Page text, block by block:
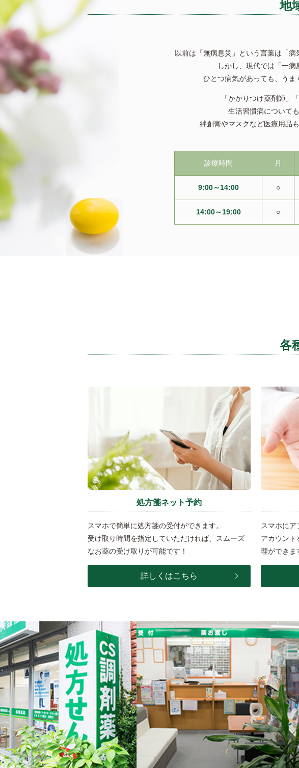
地
以前は「無病息災」という言葉は「
しかし、現代では「一病
ひとつ病気があっても、うま
「かかりつけ薬剤師」
生活習慣病について
絆創膏やマスクなど医療用品
診療時間 月
9:00～14:00 ○
14:00～19:00 ○
各
処方箋ネット予約
スマホで簡単に処方箋の受付ができます。
受け取り時間を指定していただければ、スムーズ
なお薬の受け取りが可能です！
詳しくはこちら
スマホにア
アカウント
理ができま